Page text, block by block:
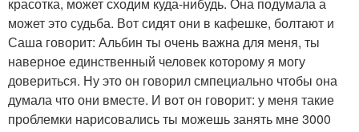
может это судьба. Вот сидят они в кафешке, болтают и
Саша говорит: Альбин ты очень важна для меня, ты
наверное единственный человек которому я могу
довериться. Ну это он говорил смпециально чтобы она
думала что они вместе. И вот он говорит: у меня такие
проблемки нарисовались ты можешь занять мне 3000